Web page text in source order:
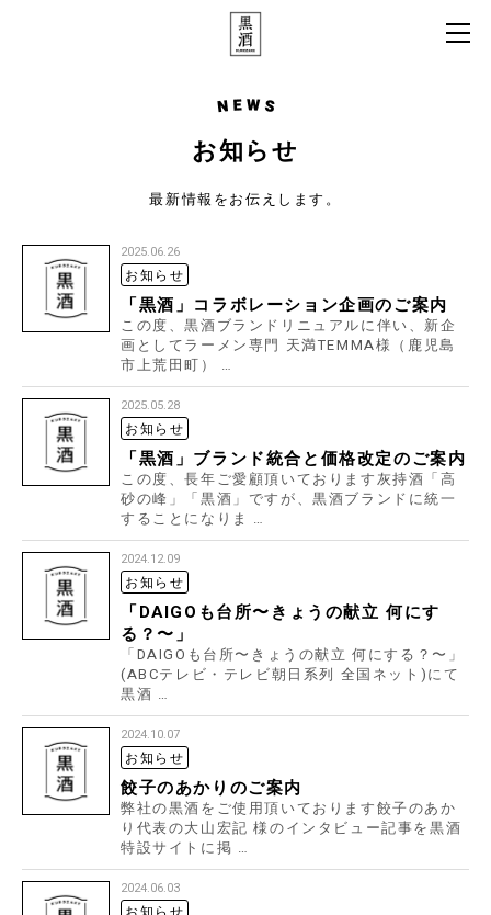
お知らせ
最新情報をお伝えします。
2025.06.26
お知らせ
「黒酒」コラボレーション企画のご案内
この度、黒酒ブランドリニュアルに伴い、新企
画としてラーメン専門 天満TEMMA様（鹿児島
市上荒田町） …
2025.05.28
お知らせ
「黒酒」ブランド統合と価格改定のご案内
この度、長年ご愛顧頂いております灰持酒「高
砂の峰」「黒酒」ですが、黒酒ブランドに統一
することになりま …
2024.12.09
お知らせ
「DAIGOも台所〜きょうの献立 何にす
る？〜」
「DAIGOも台所〜きょうの献立 何にする？〜」
(ABCテレビ・テレビ朝日系列 全国ネット)にて
黒酒 …
2024.10.07
お知らせ
餃子のあかりのご案内
弊社の黒酒をご使用頂いております餃子のあか
り代表の大山宏記 様のインタビュー記事を黒酒
特設サイトに掲 …
2024.06.03